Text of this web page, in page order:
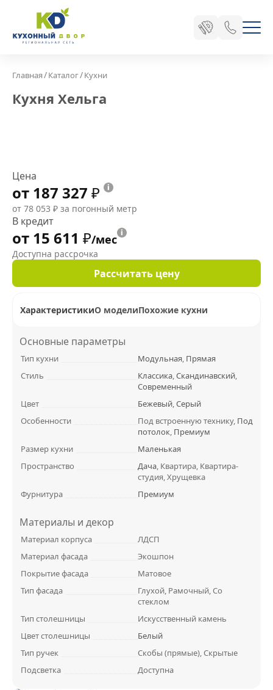
Главная/Каталог/Кухни
Кухня Хельга
Цена
от 187 327 ₽
от 78 053 ₽ за погонный метр
В кредит
от 15 611 ₽/мес
Доступна рассрочка
Рассчитать цену
ХарактеристикиО моделиПохожие кухни
Основные параметры
Тип кухни Модульная, Прямая
Стиль
Классика,Скандинавский,
Современный
Цвет
Бежевый,Серый
Особенности
Под встроенную технику, Под
потолок, Премиум
Размер кухни
Маленькая
Пространство
Дача, Квартира, Квартира-
студия, Хрущевка
Фурнитура
Премиум
Материалы и декор
Материал корпуса
ЛДСП
Материал фасада
Экошпон
Покрытие фасада
Матовое
Тип фасада
Глухой, Рамочный, Со
стеклом
Тип столешницы
Искусственный камень
Цвет столешницы
Белый
Тип ручек
Скобы (прямые), Скрытые
Подсветка
Доступна